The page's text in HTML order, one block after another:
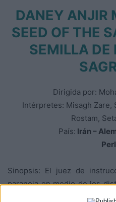
DANEY ANJIR
SEED OF THE
SEMILLA DE
Dirigida por:
Intérpretes: Misagh Zare,
Rostam,
País: Irán –
Sinopsis: El juez de
paranoia en medio de los
Cuando su pistola